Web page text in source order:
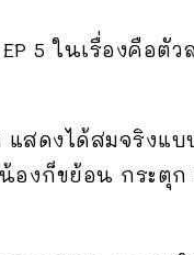
5 ในเรื่องคือตั
สดงได้สมจริงแ
องก็ขย้อน กระตุ